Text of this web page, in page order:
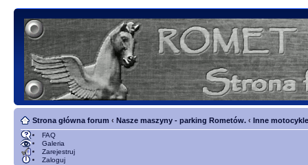
Strona główna forum ‹ Nasze maszyny - parking Rometów. ‹ Inne
FAQ
Galeria
Zarejestruj
Zaloguj